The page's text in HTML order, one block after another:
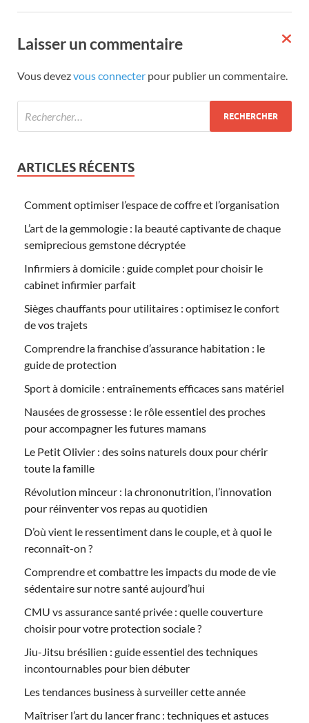
Laisser un commentaire
Vous devezvous connecter pour publier un commentaire.
ARTICLES RÉCENTS
Comment optimiser l’espace de coffre et l’organisation
L’art de la gemmologie : la beauté captivante de chaque
semiprecious gemstone décryptée
Infirmiers à domicile : guide complet pour choisir le
cabinet infirmier parfait
Sièges chauffants pour utilitaires : optimisez le confort
de vos trajets
Comprendre la franchise d’assurance habitation : le
guide de protection
Sport à domicile : entraînements efficaces sans matériel
Nausées de grossesse : le rôle essentiel des proches
pour accompagner les futures mamans
Le Petit Olivier : des soins naturels doux pour chérir
toute la famille
Révolution minceur : la chrononutrition, l’innovation
pour réinventer vos repas au quotidien
D’où vient le ressentiment dans le couple, et à quoi le
reconnaît-on ?
Comprendre et combattre les impacts du mode de vie
sédentaire sur notre santé aujourd’hui
CMU vs assurance santé privée : quelle couverture
choisir pour votre protection sociale ?
Jiu-Jitsu brésilien : guide essentiel des techniques
incontournables pour bien débuter
Les tendances business à surveiller cette année
Maîtriser l’art du lancer franc : techniques et astuces